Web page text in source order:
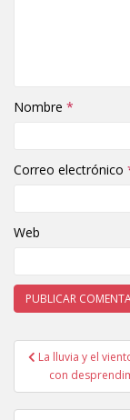
Nombre *
Correo electrónico
Web
La lluvia y el
con